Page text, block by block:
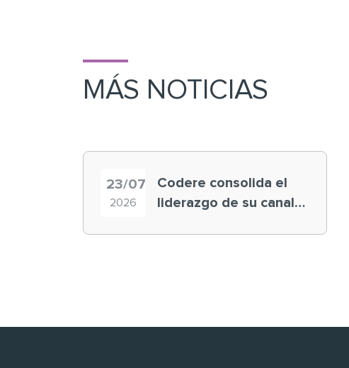
MÁS NOTICIAS
23/07
2026
Codere consolida el
liderazgo de su canal